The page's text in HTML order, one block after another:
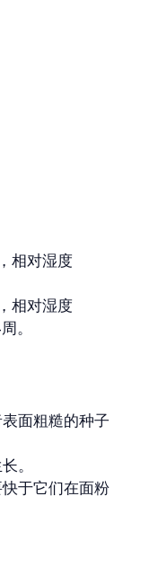
相对湿度
相对湿度
。
面粗糙的种子
。
于它们在面粉